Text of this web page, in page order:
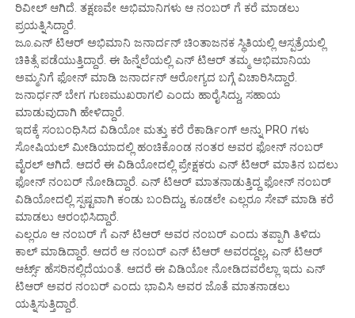
ರಿವೀಲ್ ಆಗಿದೆ. ತಕ್ಷಣವೇ ಅಭಿಮಾನಿಗಳು ಆ ನಂಬರ್ ಗೆ ಕರೆ ಮಾಡಲು
ಪ್ರಯತ್ನಿಸಿದ್ದಾರೆ.
ಜೂ.ಎನ್ ಟಿಆರ್ ಅಭಿಮಾನಿ ಜನಾರ್ದನ್ ಚಿಂತಾಜನಕ ಸ್ಥಿತಿಯಲ್ಲಿ ಆಸ್ಪತ್ರೆಯಲ್ಲಿ
ಚಿಕಿತ್ಸೆ ಪಡೆಯುತ್ತಿದ್ದಾರೆ. ಈ ಹಿನ್ನೆಲೆಯಲ್ಲಿ ಎನ್ ಟಿಆರ್ ತಮ್ಮ ಅಭಿಮಾನಿಯ
ಅಮ್ಮನಿಗೆ ಫೋನ್ ಮಾಡಿ ಜನಾರ್ದನ್ ಆರೋಗ್ಯದ ಬಗ್ಗೆ ವಿಚಾರಿಸಿದ್ದಾರೆ.
ಜನಾರ್ಧನ್ ಬೇಗ ಗುಣಮುಖರಾಗಲಿ ಎಂದು ಹಾರೈಸಿದ್ದು, ಸಹಾಯ
ಮಾಡುವುದಾಗಿ ಹೇಳಿದ್ದಾರೆ.
ಇದಕ್ಕೆ ಸಂಬಂಧಿಸಿದ ವಿಡಿಯೋ ಮತ್ತು ಕರೆ ರೆಕಾರ್ಡಿಂಗ್ ಅನ್ನು PRO ಗಳು
ಸೋಷಿಯಲ್ ಮೀಡಿಯಾದಲ್ಲಿ ಹಂಚಿಕೊಂಡ ನಂತರ ಅವರ ಫೋನ್ ನಂಬರ್
ವೈರಲ್ ಆಗಿದೆ. ಆದರೆ ಈ ವಿಡಿಯೋದಲ್ಲಿ ಪ್ರೇಕ್ಷಕರು ಎನ್ ಟಿಆರ್ ಮಾತಿನ ಬದಲು
ಫೋನ್ ನಂಬರ್ ನೋಡಿದ್ದಾರೆ. ಎನ್ ಟಿಆರ್ ಮಾತನಾಡುತ್ತಿದ್ದ ಫೋನ್ ನಂಬರ್
ವಿಡಿಯೋದಲ್ಲಿ ಸ್ಪಷ್ಟವಾಗಿ ಕಂಡು ಬಂದಿದ್ದು, ಕೂಡಲೇ ಎಲ್ಲರೂ ಸೇವ್ ಮಾಡಿ ಕರೆ
ಮಾಡಲು ಆರಂಭಿಸಿದ್ದಾರೆ.
ಎಲ್ಲರೂ ಆ ನಂಬರ್ ಗೆ ಎನ್ ಟಿಆರ್ ಅವರ ನಂಬರ್ ಎಂದು ತಪ್ಪಾಗಿ ತಿಳಿದು
ಕಾಲ್ ಮಾಡಿದ್ದಾರೆ. ಆದರೆ ಆ ನಂಬರ್ ಎನ್ ಟಿಆರ್ ಅವರದ್ದಲ್ಲ, ಎನ್ ಟಿಆರ್
ಆರ್ಟ್ಸ್ ಹೆಸರಿನಲ್ಲಿದೆಯಂತೆ. ಆದರೆ ಈ ವಿಡಿಯೋ ನೋಡಿದವರೆಲ್ಲಾ ಇದು ಎನ್
ಟಿಆರ್ ಅವರ ನಂಬರ್ ಎಂದು ಭಾವಿಸಿ ಅವರ ಜೊತೆ ಮಾತನಾಡಲು
ಯತ್ನಿಸುತ್ತಿದ್ದಾರೆ.